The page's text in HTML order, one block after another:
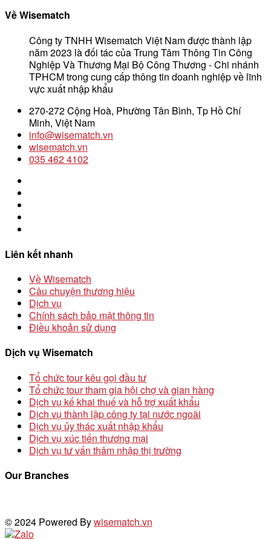
Về Wisematch
Công ty TNHH Wisematch Việt Nam được thành lập
năm 2023 là đối tác của Trung Tâm Thông Tin Công
Nghiệp Và Thương Mại Bộ Công Thương - Chi nhánh
TPHCM trong cung cấp thông tin doanh nghiệp về lĩnh
vực xuất nhập khẩu
270-272 Cộng Hoà, Phường Tân Bình, Tp Hồ Chí
Minh, Việt Nam
info@wisematch.vn
wisematch.vn
035 462 4102
Liên kết nhanh
Về Wisematch
Câu chuyện thương hiệu
Dịch vụ
Chính sách bảo mật thông tin
Điều khoản sử dụng
Dịch vụ Wisematch
Tổ chức tour kêu gọi đầu tư
Tổ chức tour tham gia hội chợ và gian hàng
Dịch vụ kế khai thuế và hỗ trợ xuất khẩu
Dịch vụ thành lập công ty tại nước ngoài
Dịch vụ ủy thác xuất nhập khẩu
Dịch vụ xúc tiến thương mại
Dịch vụ tư vấn thâm nhập thị trường
Our Branches
© 2024 Powered Bywisematch.vn